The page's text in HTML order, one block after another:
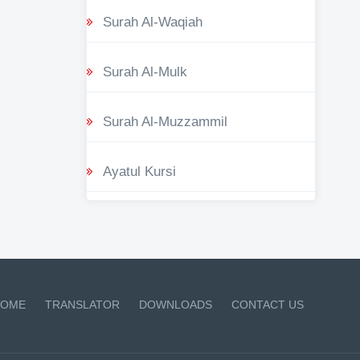
Surah Al-Waqiah
Surah Al-Mulk
Surah Al-Muzzammil
Ayatul Kursi
TRANSLATOR DOWNLOADS CONTACT US